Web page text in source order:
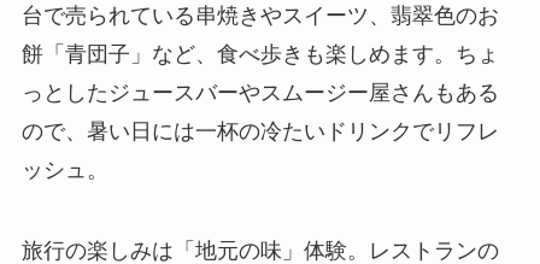
台で売られている串焼きやスイーツ、翡翠色のお
餅「青団子」など、食べ歩きも楽しめます。ちょ
っとしたジュースバーやスムージー屋さんもある
ので、暑い日には一杯の冷たいドリンクでリフレ
ッシュ。
旅行の楽しみは「地元の味」体験。レストランの